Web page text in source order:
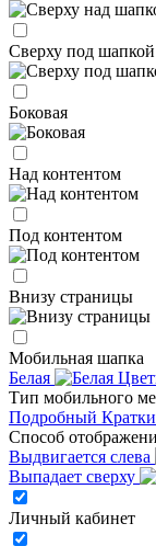
Сверху под шапкой
Боковая
Над контентом
Под контентом
Внизу страницы
Мобильная шапка
Белая
Тип мобильного
Подробный
Способ
Выдвигается слева
Выпадает сверху
Личный кабинет